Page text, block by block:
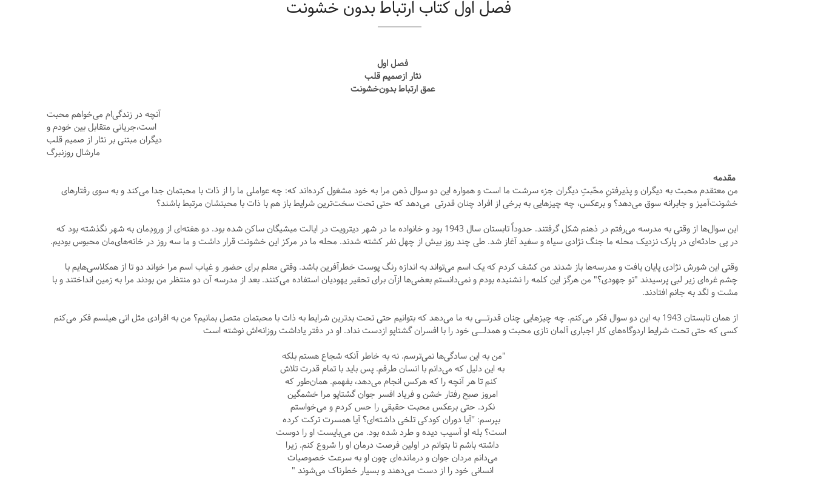
فصل اول کتاب ارتباط بدون خشونت
فصل اول
نثار ازصمیم قلب
عمق ارتباط بدون‌خشونت
آنچه در زندگی‌ام می‌خواهم محبت
است،جریانی متقابل بین خودم و
دیگران مبتنی بر نثار از صمیم قلب
مارشال روزنبرگ
مقدمه
من معتقدم محبت به دیگران و پذیرفتنِ محّبتِ دیگران جزء سرشت ما است و همواره این دو سوال ذهن مرا به خود مشغول کرده‌اند که: چه عواملی ما را از ذات با محبتمان جدا می‌کند و به سوی رفتارهای
خشونت‌آمیز و جابرانه سوق می‌دهد؟ و برعکس، چه چیزهایی به برخی از افراد چنان قدرتی می‌دهد که حتی تحت سخت‌ترین شرایط باز هم با ذات با محبتشان مرتبط باشند؟
این سوال‌ها از وقتی به مدرسه می‌رفتم در ذهنم شکل گرفتند. حدوداً تابستان سال 1943 بود و خانواده ما در شهر دیترویت در ایالت میشیگان ساکن شده بود. دو هفته‌ای از ورودِمان به شهر نگذشته بود که
در پی حادثه‌ای در پارک نزدیک محله ما جنگ نژادی سیاه و سفید آغاز شد. طی چند روز بیش از چهل نفر کشته شدند. محله ما در مرکز این خشونت قرار داشت و ما سه روز در خانه‌های‌مان محبوس بودیم.
وقتی این شورش نژادی پایان یافت و مدرسه‌ها باز شدند من کشف کردم که یک اسم می‌تواند به اندازه رنگ پوست خطرآفرین باشد. وقتی معلم برای حضور و غیاب اسم مرا خواند دو تا از همکلاسی‌هایم با
چشم غره‌ای زیر لبی پرسیدند "تو جهودی؟" من هرگز این کلمه را نشنیده بودم و نمی‌دانستم بعضی‌ها ازآن برای تحقیر یهودیان استفاده می‌کنند. بعد از مدرسه آن دو منتظر من بودند مرا به زمین انداختند و با
مشت و لگد به جانم افتادند.
از همان تابستان 1943 به این دو سوال فکر می‌کنم. چه چیزهایی چنان قدرتــی به ما می‌دهد که بتوانیم حتی تحت بدترین شرایط به ذات با محبتمان متصل بمانیم؟ من به افرادی مثل اتی هیلسم فکر می‌کنم
کسی که حتی تحت شرایط اردوگاه‌های کار اجباری آلمان نازی محبت و همدلــی خود را با افسران گشتاپو ازدست نداد. او در دفتر یاداشت روزانه‌اش نوشته است
"من به این سادگی‌ها نمی‌ترسم. نه به خاطر آنکه شجاع هستم بلکه
به این دلیل که می‌دانم با انسان طرفم. پس باید با تمام قدرت تلاش
کنم تا هر آنچه را که هرکس انجام می‌دهد، بفهمم. همان‌طور که
امروز صبح رفتار خشن و فریاد افسر جوان گشتاپو مرا خشمگین
نکرد. حتی برعکس محبت حقیقی را حس کردم و می‌خواستم
بپرسم: ''آیا دوران کودکی تلخی داشته‌ای؟ آیا همسرت ترکت کرده
است؟ بله او آسیب دیده و طرد شده بود. من می‌بایست او را دوست
داشته باشم تا بتوانم در اولین فرصت درمان او را شروع کنم. زیرا
می‌دانم مردان جوان و درمانده‌ای چون او به سرعت خصوصیات
انسانی خود را از دست می‌دهند و بسیار خطرناک می‌شوند "